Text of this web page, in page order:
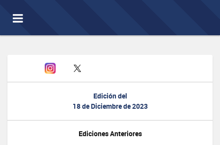
Toggle
navigation
Edición del
18 de Diciembre de 2023
Ediciones Anteriores